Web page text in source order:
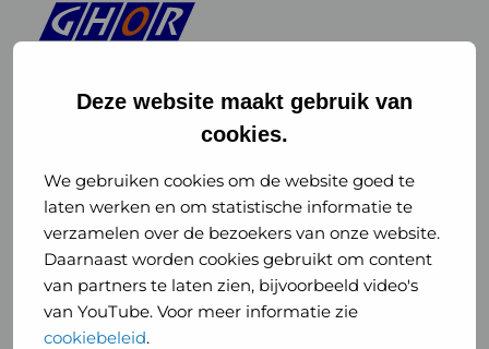
Deze website maakt gebruik van
cookies.
We gebruiken cookies om de website goed te
laten werken en om statistische informatie te
verzamelen over de bezoekers van onze website.
Daarnaast worden cookies gebruikt om content
van partners te laten zien, bijvoorbeeld video's
van YouTube. Voor meer informatie zie
cookiebeleid.
of
GGD
GHOR
Nederland
Instagram
of
GGD
GHOR
Nederland
GGD Reizen op social media
GGD Reizen